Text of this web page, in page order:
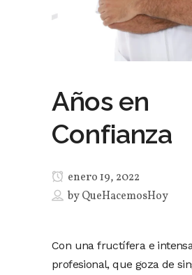
Años en
Confianza
enero 19, 2022
byQueHacemosHoy
Con una fructífera e
profesional, que goza de